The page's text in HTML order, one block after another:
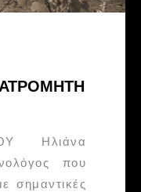
ΑΤΡΟΜΗΤΗ
Ηλιάνα
που
σημαντικές